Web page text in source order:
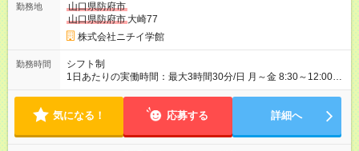
勤務地
山口県防府市
山口県防府市 大崎77
株式会社ニチイ学館
勤務時間
シフト制
1日あたりの実働時間：最大3時間30分/日 月～金 8:30～12:00
12:00～15:30 ※週5日（上記時間のシフト勤務） ※扶養内勤務可
気になる！ 応募する 詳細へ